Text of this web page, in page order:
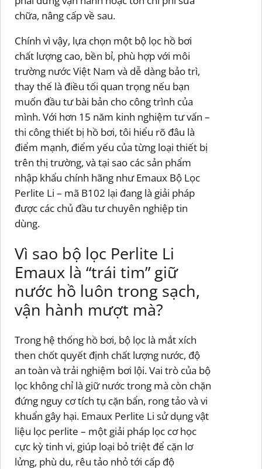
chữa, nâng cấp về sau.
Chính vì vậy, lựa chọn một bộ lọc hồ bơi
chất lượng cao, bền bỉ, phù hợp với môi
trường nước Việt Nam và dễ dàng bảo trì,
thay thế là điều tối quan trọng nếu bạn
muốn đầu tư bài bản cho công trình của
mình. Với hơn 15 năm kinh nghiệm tư vấn –
thi công thiết bị hồ bơi, tôi hiểu rõ đâu là
điểm mạnh, điểm yếu của từng loại thiết bị
trên thị trường, và tại sao các sản phẩm
nhập khẩu chính hãng như Emaux Bộ Lọc
Perlite Li – mã B102 lại đang là giải pháp
được các chủ đầu tư chuyên nghiệp tin
dùng.
Vì sao bộ lọc Perlite Li
Emaux là “trái tim” giữ
nước hồ luôn trong sạch,
vận hành mượt mà?
Trong hệ thống hồ bơi, bộ lọc là mắt xích
then chốt quyết định chất lượng nước, độ
an toàn và trải nghiệm bơi lội. Vai trò của bộ
lọc không chỉ là giữ nước trong mà còn chặn
đứng nguy cơ tích tụ cặn bẩn, rong tảo và vi
khuẩn gây hại. Emaux Perlite Li sử dụng vật
liệu lọc perlite – một giải pháp lọc cơ học
cực kỳ tinh vi, giúp loại bỏ triệt để cặn lơ
lửng, phù du, rêu tảo nhỏ tới cấp độ